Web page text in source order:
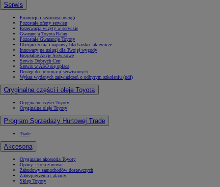
Serwis
Promocje i sezonowe usługi
Pozostałe oferty serwisu
Rezerwacja wizyty w serwisie
Gwarancja Toyota Relax
Pozostałe Gwarancje Toyoty
Ubezpieczenia i naprawy blacharsko-lakiernicze
Innowacyjne usługi dla Twojej wygody
Bezpłatne Akcje Serwisowe
Serwis Dobrych Cen
Serwis w ASO się opłaca
Dostęp do informacji serwisowych
Wykaz wydanych zaświadczeń o odbytym szkoleniu (pdf)
Oryginalne części i oleje Toyota
Oryginalne części Toyoty
Oryginalne oleje Toyoty
Program Sprzedaży Hurtowej Trade
Trade
Akcesoria
Oryginalne akcesoria Toyoty
Opony i koła zimowe
Zabudowy samochodów dostawczych
Zabezpieczenia i alarmy
Sklep Toyoty